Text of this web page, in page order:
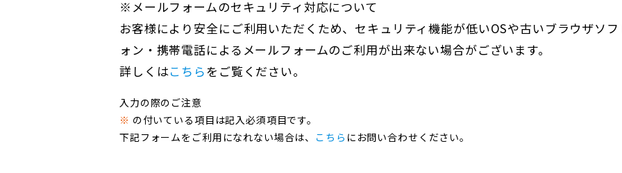
※メールフォームのセキュリティ対応について
お客様により安全にご利用いただくため、セキュリティ機能が低いOSや古いブラウザソ
ォン・携帯電話によるメールフォームのご利用が出来ない場合がございます。
詳しくはこちらをご覧ください。
入力の際のご注意
※ の付いている項目は記入必須項目です。
下記フォームをご利用になれない場合は、 こちら にお問い合わせください。